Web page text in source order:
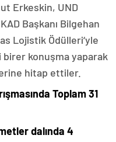
Erkeskin, UND
Başkanı Bilgehan
Lojistik Ödülleri‘yle
konuşma yaparak
hitap ettiler.
Toplam 31
dalında 4